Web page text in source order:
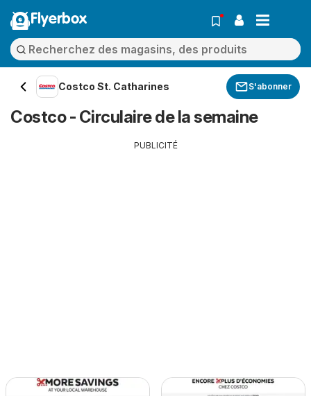
Flyerbox
Costco St. Catharines S'abonner
Costco - Circulaire de la semaine
PUBLICITÉ